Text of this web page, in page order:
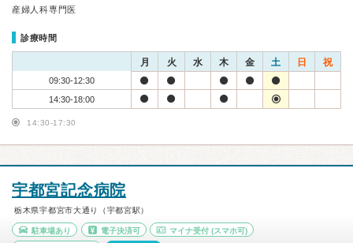
産婦人科専門医
診療時間
月 火 水 木 金 土 日 祝
09:30-12:30
14:30-18:00
14:30-17:30
宇都宮記念病院
栃木県宇都宮市大通り（宇都宮駅）
駐車場あり 電子決済可 マイナ受付 (スマホ可)